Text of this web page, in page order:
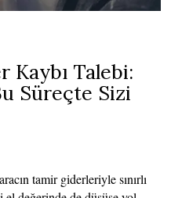
Kaybı Talebi:
Süreçte Sizi
tamir giderleriyle sınırlı